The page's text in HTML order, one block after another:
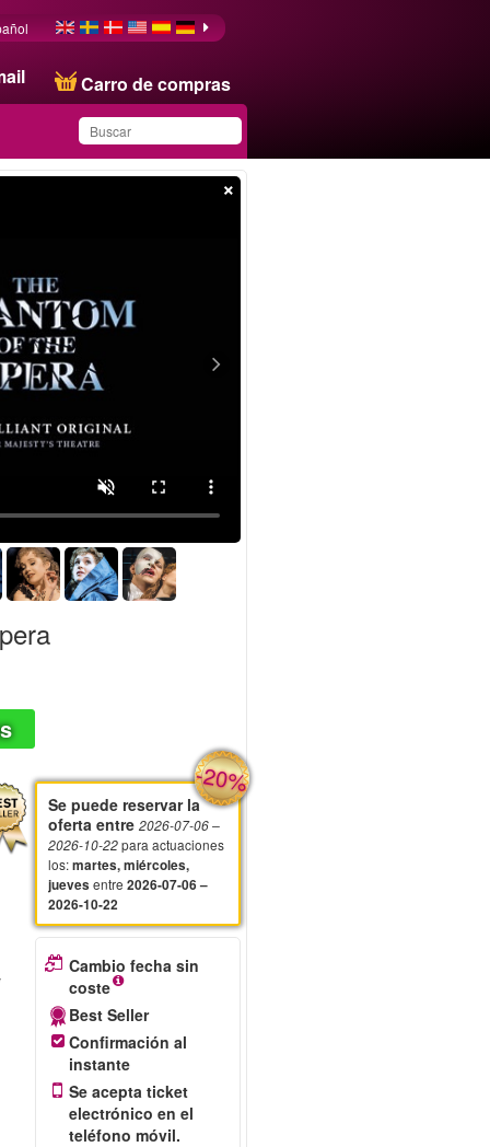
Carro de compras
×
-20%
Se puede reservar la
oferta entre 2026-07-06–
2026-10-22para actuaciones
los:martes, miércoles,
jueves entre 2026-07-06 –
2026-10-22
Cambio fecha sin
coste
Best Seller
Confirmación al
instante
Se acepta ticket
electrónico en el
teléfono móvil.